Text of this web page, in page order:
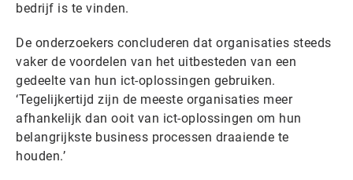
bedrijf is te vinden.
De onderzoekers concluderen dat organisaties steeds
vaker de voordelen van het uitbesteden van een
gedeelte van hun ict-oplossingen gebruiken.
‘Tegelijkertijd zijn de meeste organisaties meer
afhankelijk dan ooit van ict-oplossingen om hun
belangrijkste business processen draaiende te
houden.’